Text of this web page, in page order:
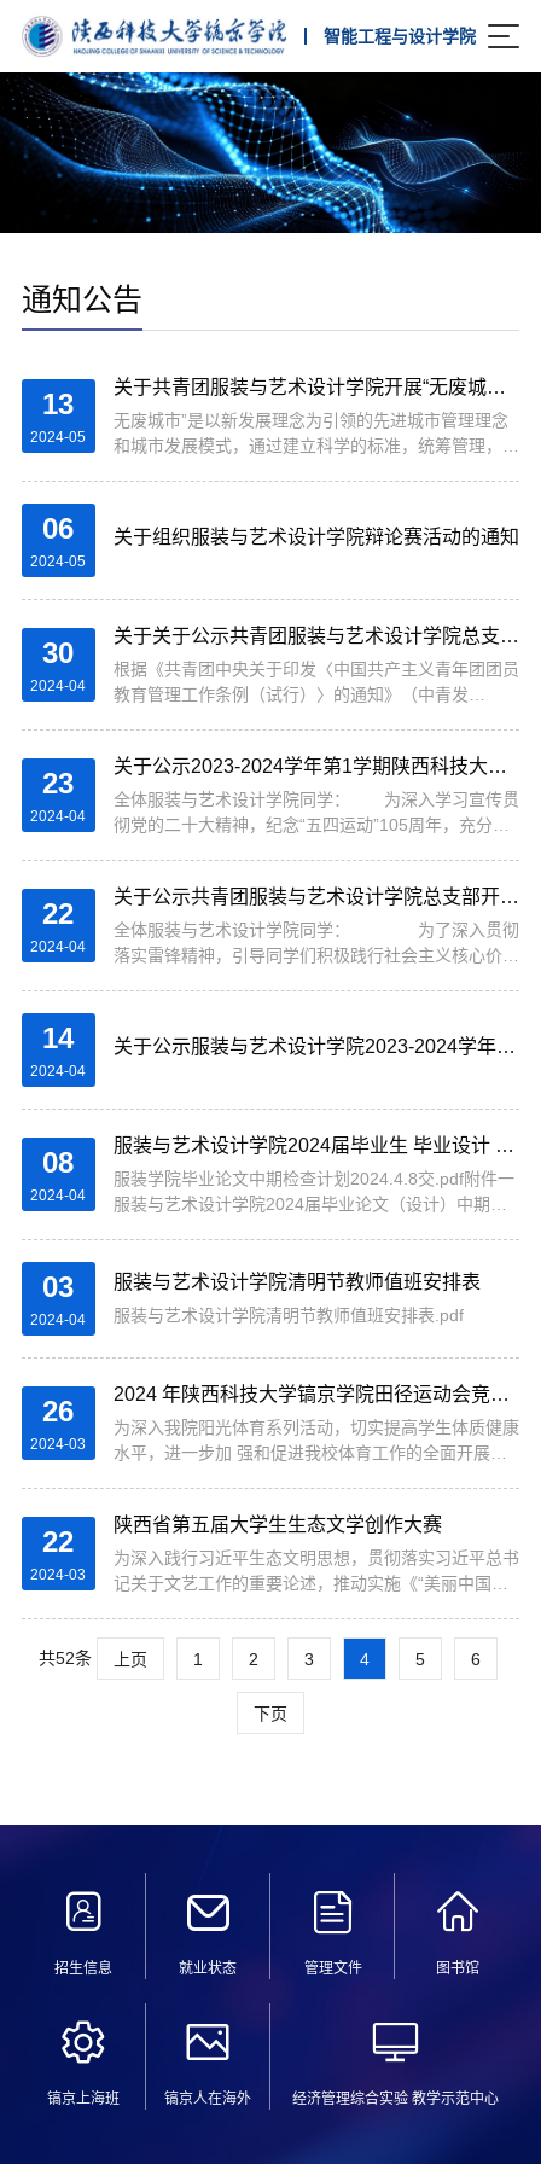
智能工程与设计学院
通知公告
13
2024-05
关于共青团服装与艺术设计学院开展“无废城市”活动通知
无废城市”是以新发展理念为引领的先进城市管理理念
和城市发展模式，通过建立科学的标准，统筹管理，推
06
2024-05
关于组织服装与艺术设计学院辩论赛活动的通知
30
2024-04
关于关于公示共青团服装与艺术设计学院总支部开展关于《做好第38期入党积极分子推优工作》会议及推优名单公示
根据《共青团中央关于印发〈中国共产主义青年团团员
教育管理工作条例（试行）〉的通知》（中青发
合我校2024年发展党...
23
2024-04
关于公示2023-2024学年第1学期陕西科技大学镐京学院共青团服装与艺术设计学院团总支工作“五四”表彰评选结果通知
全体服装与艺术设计学院同学： 为深入学习宣传贯
彻党的二十大精神，纪念“五四运动”105周年，充分发
研究决定...
22
2024-04
关于公示共青团服装与艺术设计学院总支部开展雷锋月主题活动——《弘扬雷锋精神，争做时代新人》为主题绘画创作比赛获奖名单的通知
全体服装与艺术设计学院同学： 为了深入贯彻
落实雷锋精神，引导同学们积极践行社会主义核心价值
14
2024-04
关于公示服装与艺术设计学院2023-2024学年第一学期 优秀学生、五好学生、优秀班干部评选结果的通知
08
2024-04
服装与艺术设计学院2024届毕业生 毕业设计 (论文)中期检查要求
服装学院毕业论文中期检查计划2024.4.8交.pdf附件一
服装与艺术设计学院2024届毕业论文（设计）中期检
03
2024-04
服装与艺术设计学院清明节教师值班安排表
服装与艺术设计学院清明节教师值班安排表.pdf
26
2024-03
2024 年陕西科技大学镐京学院田径运动会竞赛规程
为深入我院阳光体育系列活动，切实提高学生体质健康
水平，进一步加 强和促进我校体育工作的全面开展、
田径运 动会...
22
2024-03
陕西省第五届大学生生态文学创作大赛
为深入践行习近平生态文明思想，贯彻落实习近平总书
记关于文艺工作的重要论述，推动实施《“美丽中国，
2025年)》，及生态环境部、中国作家协会《关于促进
新时代生态文...
共52条 上页 1 2 3 4 5 6
下页
招生信息 就业状态 管理文件 图书馆
镐京上海班 镐京人在海外 经济管理综合实验 教学示范中心